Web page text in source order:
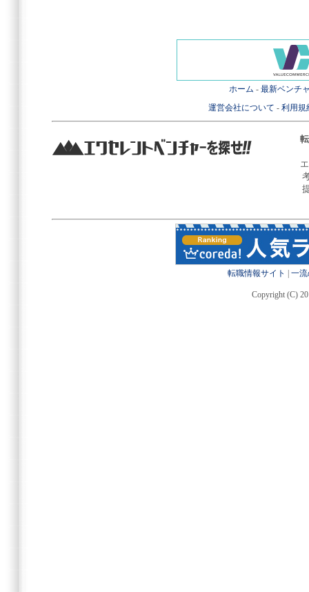
ホーム - 最新ベンチ
運営会社について - 利用規
転職情報サイト 一
Copyright (C)